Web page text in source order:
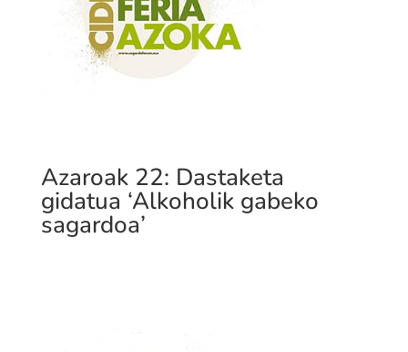
Azaroak 22: Dastaketa
gidatua ‘Alkoholik gabeko
sagardoa’